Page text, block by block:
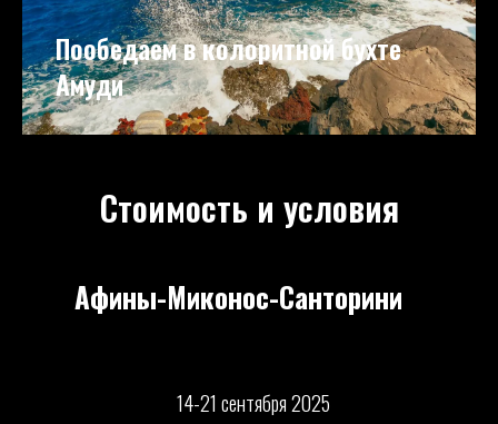
Пообедаем в колоритной бухте
Амуди
Стоимость и условия
Афины-Миконос-Санторини
14-21 сентября 2025